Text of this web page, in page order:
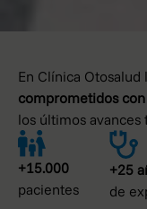
En Clínica Otosalud
comprometidos
los últimos avances
+15.000
pacientes
+25
de